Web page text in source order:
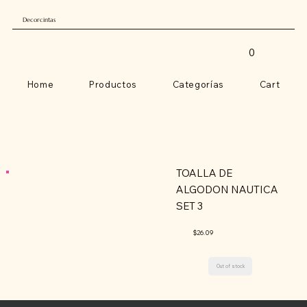
Decorcintas
Home Productos Categorías Cart
0
Out of stock
TOALLA DE
ALGODON NAUTICA
SET 3
$26.09